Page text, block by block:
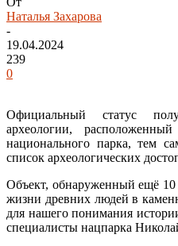
Наталья Захарова
-
19.04.2024
239
0
Официальный статус
археологии,
национального парка, тем
список археологических
Объект, обнаруженный ещё 10
жизни древних людей в
для нашего понимания
специалисты нацпарка